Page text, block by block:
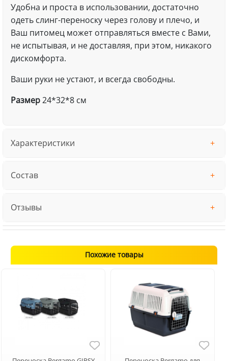
Удобна и проста в использовании, достаточно
одеть слинг-переноску через голову и плечо, и
Ваш питомец может отправляться вместе с Вами,
не испытывая, и не доставляя, при этом, никакого
дискомфорта.
Ваши руки не устают, и всегда свободны.
Размер24*32*8 см
Характеристики
Состав
Отзывы
Похожие товары